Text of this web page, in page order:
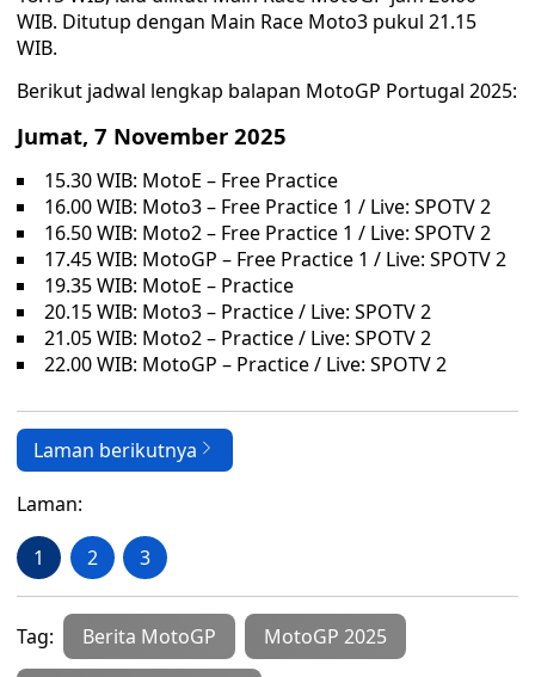
WIB. Ditutup dengan Main Race Moto3 pukul 21.15
WIB.
Berikut jadwal lengkap balapan MotoGP Portugal 2025:
Jumat, 7 November 2025
15.30 WIB: MotoE – Free Practice
16.00 WIB: Moto3 – Free Practice 1 / Live: SPOTV 2
16.50 WIB: Moto2 – Free Practice 1 / Live: SPOTV 2
17.45 WIB: MotoGP – Free Practice 1 / Live: SPOTV 2
19.35 WIB: MotoE – Practice
20.15 WIB: Moto3 – Practice / Live: SPOTV 2
21.05 WIB: Moto2 – Practice / Live: SPOTV 2
22.00 WIB: MotoGP – Practice / Live: SPOTV 2
Laman berikutnya
Laman:
1 2 3
Tag: Berita MotoGP MotoGP 2025